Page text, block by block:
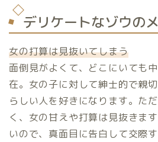
デリケートなゾウの
女の打算は見抜いてしまう
面倒見がよくて、どこにいても
在。女の子に対して紳士的で親
らしい人を好きになります。た
く、女の甘えや打算は見抜きま
いので、真面目に告白して交際す